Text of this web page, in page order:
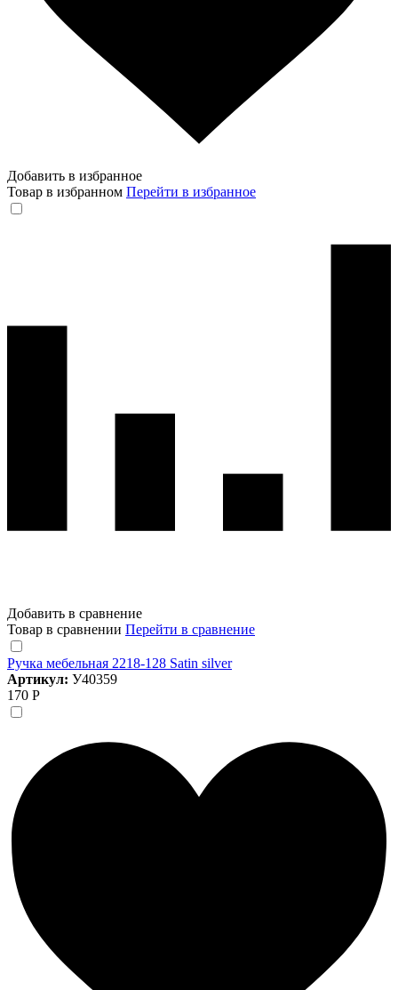
Добавить в избранное
Товар в избранном Перейти в избранное
Добавить в сравнение
Товар в сравнении Перейти в сравнение
Ручка мебельная 2218-128 Satin silver
Артикул: У40359
170 Р